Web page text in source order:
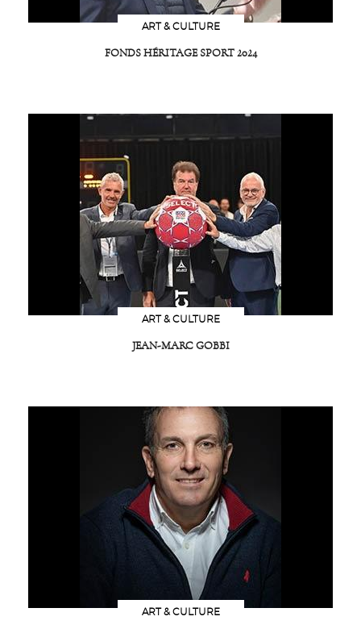
ART & CULTURE
FONDS HÉRITAGE SPORT 2024
ART & CULTURE
JEAN-MARC GOBBI
ART & CULTURE